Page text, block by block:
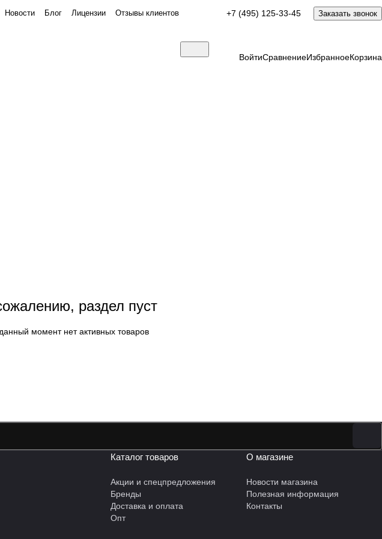
Новости Блог Лицензии Отзывы клиентов +7 (495) 125-33-45 Заказать звонок
ВойтиСравнениеИзбранноеКорзина
раздел пуст
момент нет активных товаров
Каталог товаров
Акции и спецпредложения
Бренды
Доставка и оплата
Опт
О магазине
Новости магазина
Полезная информация
Контакты